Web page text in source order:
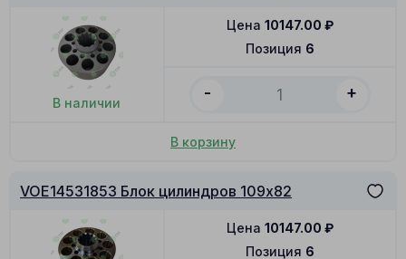
В наличии
Позиция 6
Цена 10147.00 ₽
- +
В корзину
VOE14531853 Блок цилиндров 109x82
Позиция 6
Цена 10147.00 ₽